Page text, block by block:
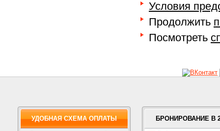
Условия
Продолжить
Посмотреть
УДОБНАЯ СХЕМА ОПЛАТЫ БРОНИРОВАНИЕ В